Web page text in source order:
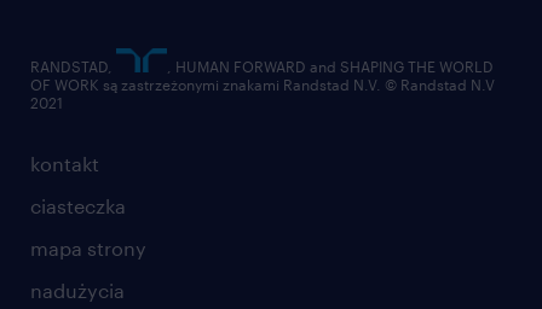
kontakt
ciasteczka
mapa strony
nadużycia
RANDSTAD,
, HUMAN FORWARD and SHAPING THE WORLD
OF WORK są zastrzeżonymi znakami Randstad N.V. © Randstad N.V
2021